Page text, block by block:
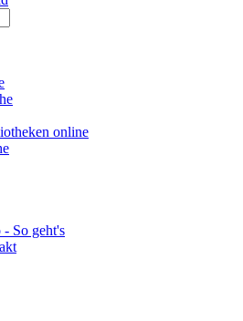
online
So geht's